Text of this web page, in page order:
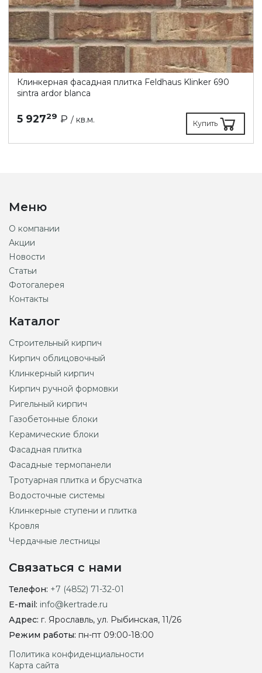
Клинкерная фасадная плитка Feldhaus Klinker 690
sintra ardor blanca
5 92729 ₽ / кв.м. Купить
Меню
О компании
Акции
Новости
Статьи
Фотогалерея
Контакты
Каталог
Строительный кирпич
Кирпич облицовочный
Клинкерный кирпич
Кирпич ручной формовки
Ригельный кирпич
Газобетонные блоки
Керамические блоки
Фасадная плитка
Фасадные термопанели
Тротуарная плитка и брусчатка
Водосточные системы
Клинкерные ступени и плитка
Кровля
Чердачные лестницы
Связаться с нами
Телефон: +7 (4852) 71-32-01
E-mail: info@kertrade.ru
Адрес: г. Ярославль, ул. Рыбинская, 11/26
Режим работы: пн-пт 09:00-18:00
Политика конфиденциальности
Карта сайта